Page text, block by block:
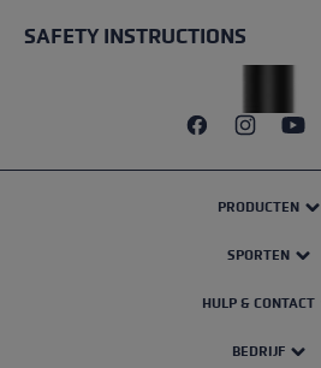
SAFETY INSTRUCTIONS
PRODUCTEN
SPORTEN
HULP & CONTACT
BEDRIJF